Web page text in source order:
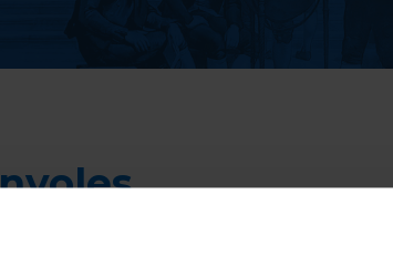
amb l'àrea d'Història Medieval,